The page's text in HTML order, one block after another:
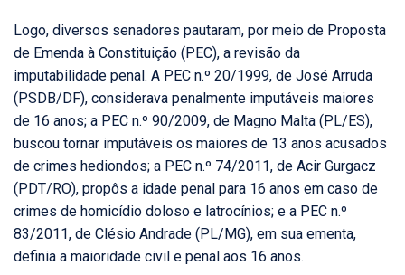
Logo, diversos senadores pautaram, por meio de Proposta
de Emenda à Constituição (PEC), a revisão da
imputabilidade penal. A PEC n.º 20/1999, de José Arruda
(PSDB/DF), considerava penalmente imputáveis maiores
de 16 anos; a PEC n.º 90/2009, de Magno Malta (PL/ES),
buscou tornar imputáveis os maiores de 13 anos acusados
de crimes hediondos; a PEC n.º 74/2011, de Acir Gurgacz
(PDT/RO), propôs a idade penal para 16 anos em caso de
crimes de homicídio doloso e latrocínios; e a PEC n.º
83/2011, de Clésio Andrade (PL/MG), em sua ementa,
definia a maioridade civil e penal aos 16 anos.